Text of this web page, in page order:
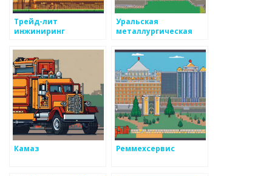
Трейд-лит
инжиниринг
Уральская
металлургическая
Камаз Реммехсервис